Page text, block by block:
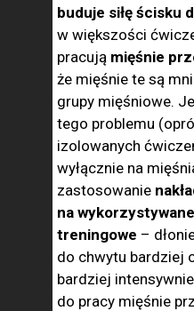
buduje siłę ścisku
w większości
pracują mięśnie
że mięśnie te są
grupy mięśniowe.
tego problemu
izolowanych
wyłącznie na
zastosowanie
na
treningowe –
do chwytu bardziej
bardziej
do pracy mięśnie